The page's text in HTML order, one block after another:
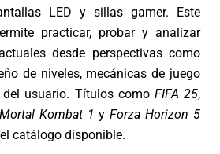
LED y sillas gamer. Este
practicar, probar y analizar
desde perspectivas como
de niveles, mecánicas de juego
del usuario. Títulos como FIFA 25,
Mortal Kombat 1 yForza Horizon 5
catálogo disponible.